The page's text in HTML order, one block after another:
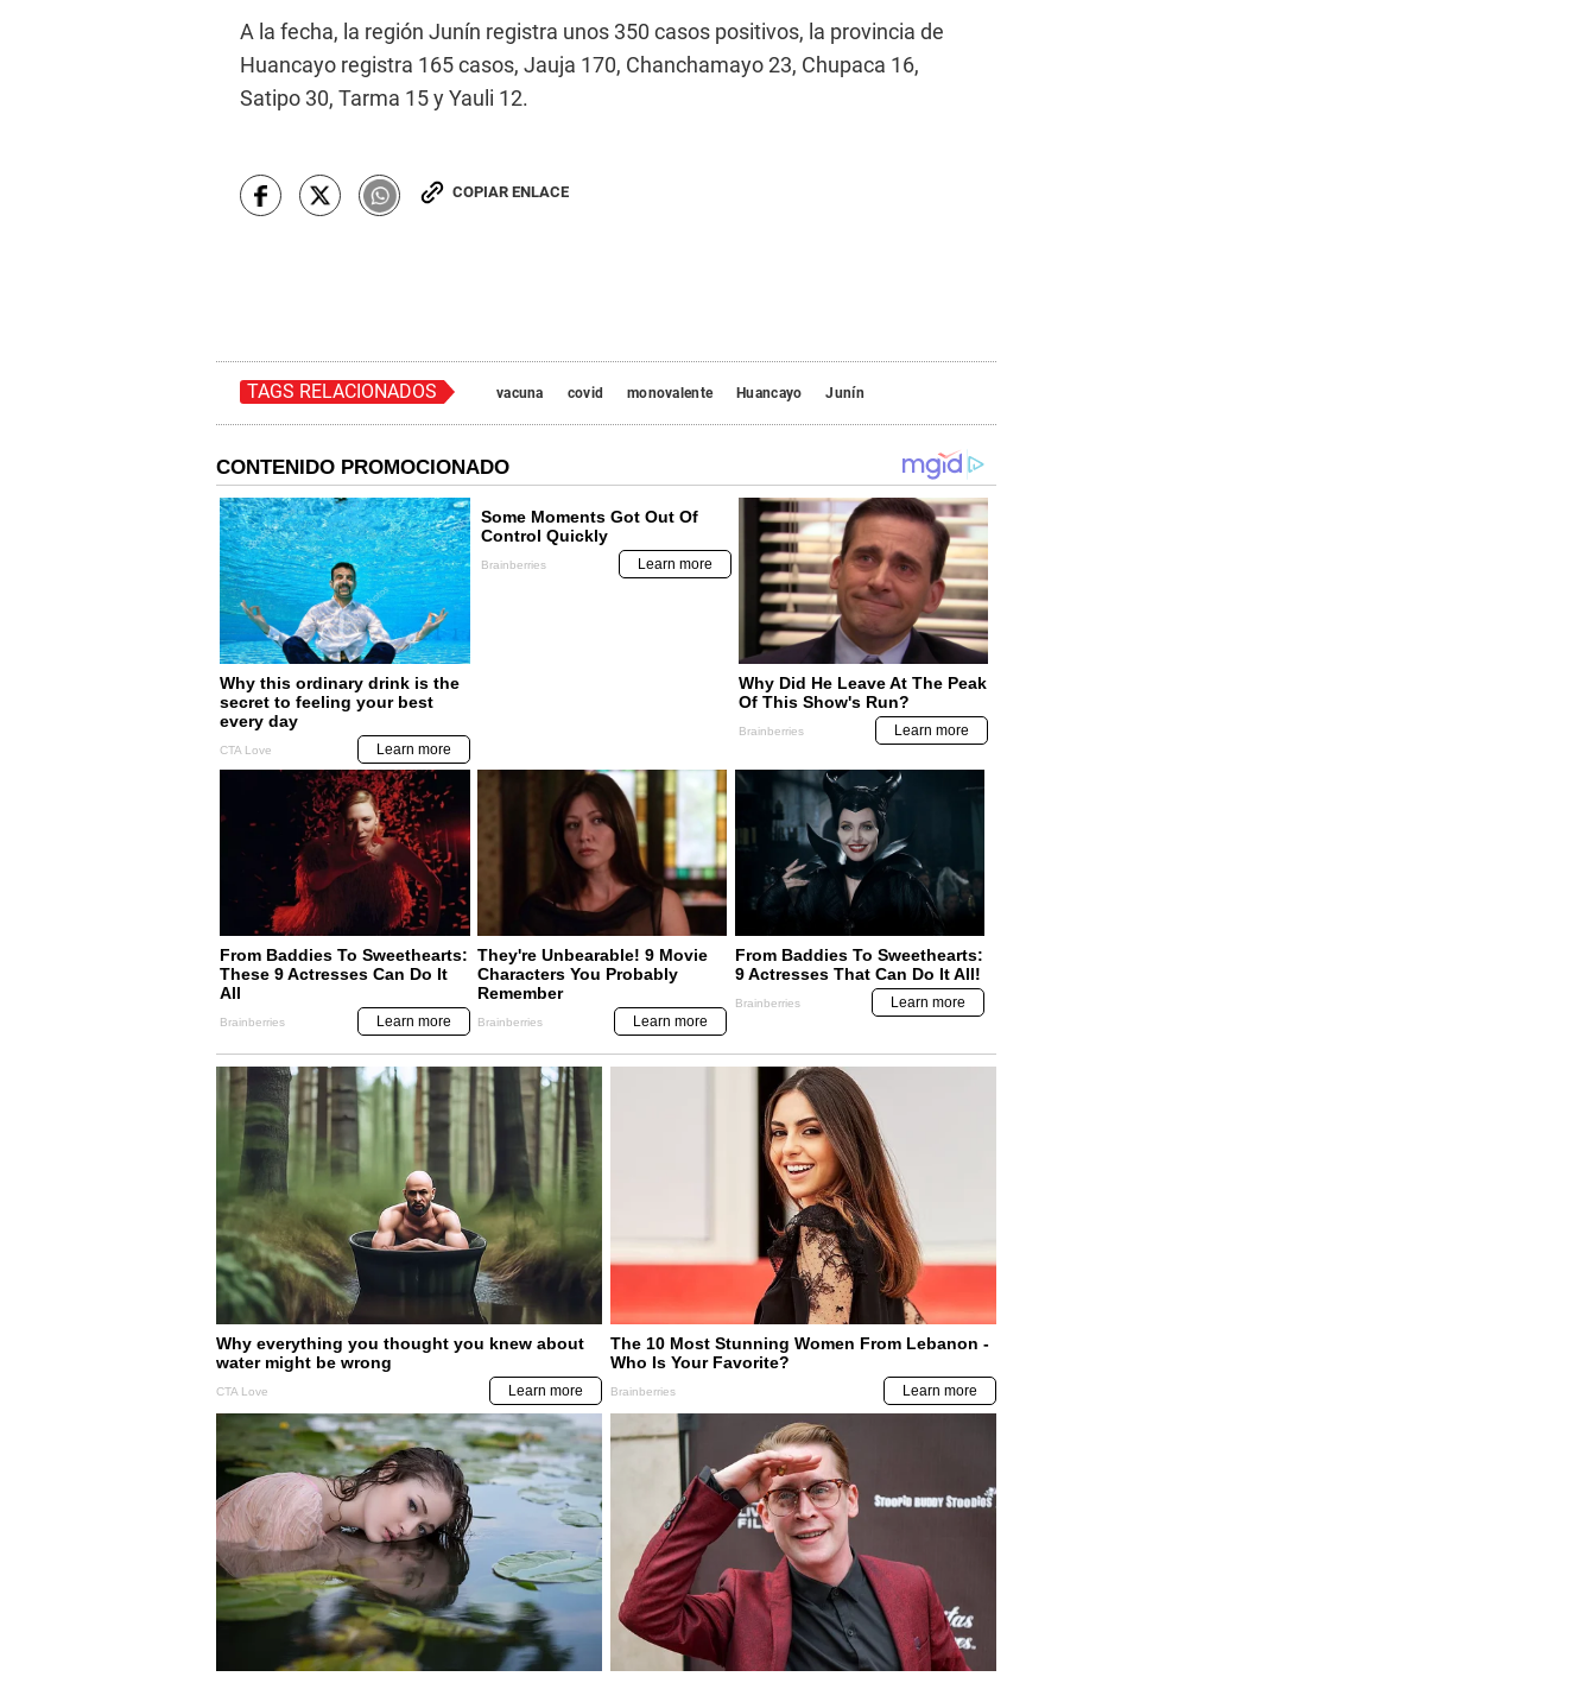
A la fecha, la región Junín registra unos 350 casos positivos, la provincia de
Huancayo registra 165 casos, Jauja 170, Chanchamayo 23, Chupaca 16,
Satipo 30, Tarma 15 y Yauli 12.
COPIAR ENLACE
TAGS RELACIONADOS vacuna covid monovalente Huancayo Junín